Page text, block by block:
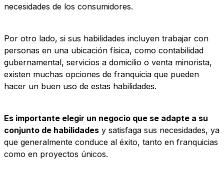
necesidades de los consumidores.
Por otro lado, si sus habilidades incluyen trabajar con
personas en una ubicación física, como contabilidad
gubernamental, servicios a domicilio o venta minorista,
existen muchas opciones de franquicia que pueden
hacer un buen uso de estas habilidades.
Es importante elegir un negocio que se adapte a su
conjunto de habilidades y satisfaga sus necesidades, ya
que generalmente conduce al éxito, tanto en franquicias
como en proyectos únicos.